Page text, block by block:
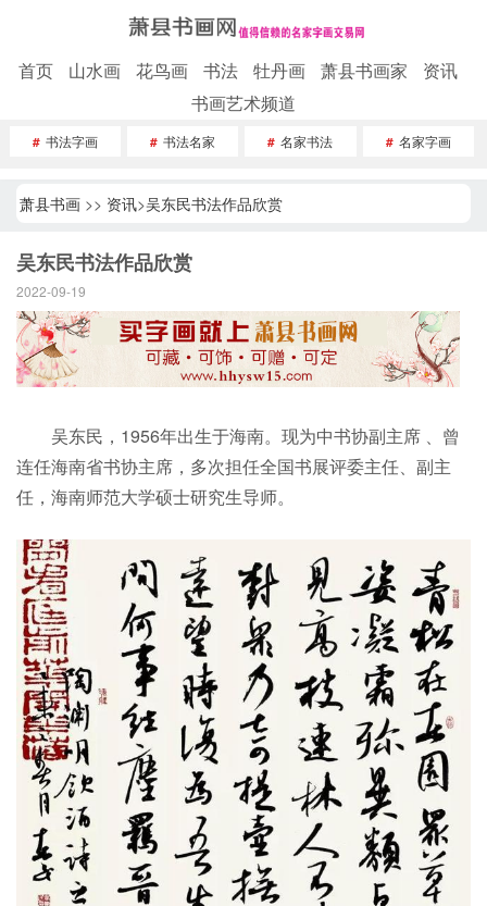
首页 山水画 花鸟画 书法 牡丹画 萧县书画家
资讯
书画艺术频道
# 书法字画 # 书法名家 # 名家书法 # 名家字画
萧县书画>> 资讯>吴东民书法作品欣赏
吴东民书法作品欣赏
2022-09-19
吴东民，1956年出生于海南。现为中书协副主席 、曾
连任海南省书协主席，多次担任全国书展评委主任、副主
任，海南师范大学硕士研究生导师。